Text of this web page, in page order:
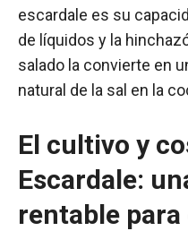
escardale es su
de líquidos y la
salado la convierte en
natural de la sal en la
El cultivo y
Escardale:
rentable para